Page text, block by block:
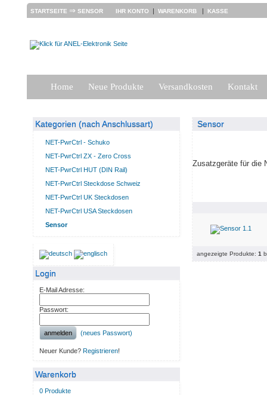
STARTSEITE ⇒ SENSOR IHR KONTO | WARENKORB | KASSE
Home Neue Produkte Versandkosten Kontakt
Kategorien (nach Anschlussart)
NET-PwrCtrl - Schuko
NET-PwrCtrl ZX - Zero Cross
NET-PwrCtrl HUT (DIN Rail)
NET-PwrCtrl Steckdose Schweiz
NET-PwrCtrl UK Steckdosen
NET-PwrCtrl USA Steckdosen
Sensor
Login
E-Mail Adresse:
Passwort:
anmelden (neues Passwort)
Neuer Kunde? Registrieren!
Warenkorb
0 Produkte
Sensor
Zusatzgeräte für die
angezeigte Produkte: 1